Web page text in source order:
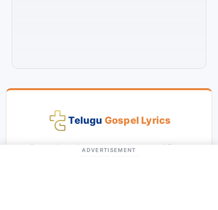
Telugu Gospel Lyrics
Connecting believers through the power of Telugu
ADVERTISEMENT